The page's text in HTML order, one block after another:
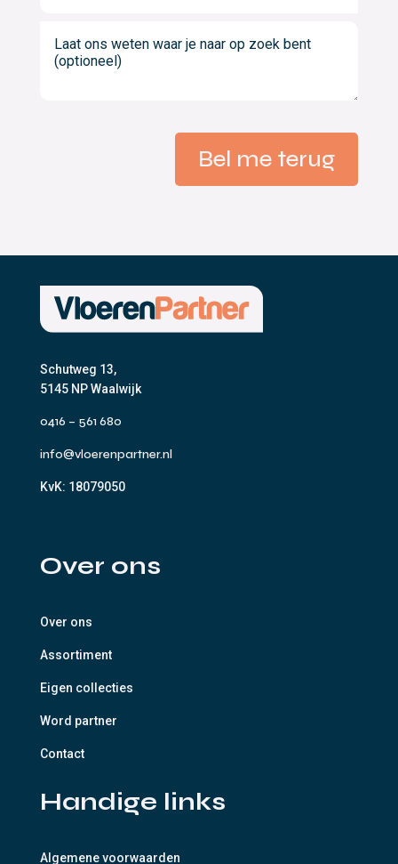
Bel me terug
Schutweg 13,
5145 NP Waalwijk
0416 – 561 680
info@vloerenpartner.nl
KvK: 18079050
Over ons
Over ons
Assortiment
Eigen collecties
Word partner
Contact
Handige links
Algemene voorwaarden